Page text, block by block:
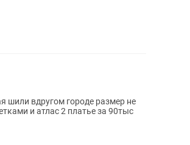
шили вдругом городе размер не
и атлас 2 платье за 90тыс